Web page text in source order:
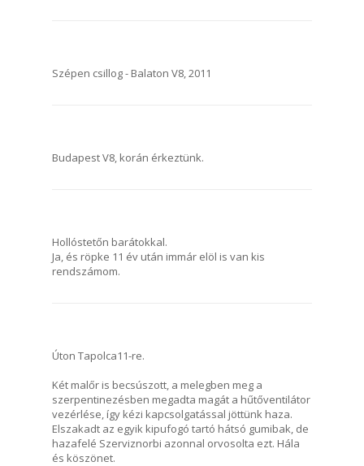
Szépen csillog - Balaton V8, 2011
Budapest V8, korán érkeztünk.
Hollóstetőn barátokkal.
Ja, és röpke 11 év után immár elöl is van kis
rendszámom.
Úton Tapolca11-re.
Két malőr is becsúszott, a melegben meg a
szerpentinezésben megadta magát a hűtőventilátor
vezérlése, így kézi kapcsolgatással jöttünk haza.
Elszakadt az egyik kipufogó tartó hátsó gumibak, de
hazafelé Szerviznorbi azonnal orvosolta ezt. Hála
és köszönet.